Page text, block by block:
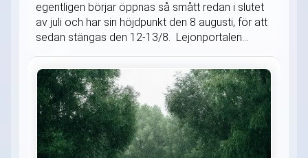
egentligen börjar öppnas så smått redan i slutet
av juli och har sin höjdpunkt den 8 augusti, för att
sedan stängas den 12-13/8. Lejonportalen...